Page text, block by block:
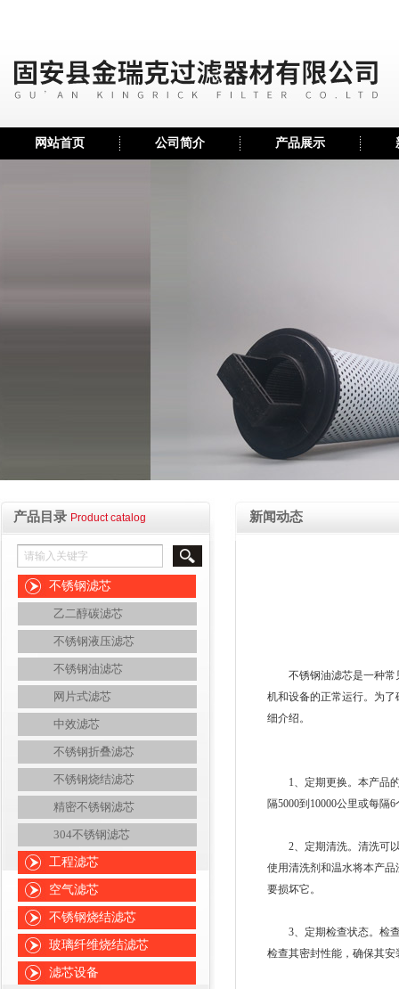
网站首页 公司简介 产品展示
产品目录 Product catalog
不锈钢滤芯
乙二醇碳滤芯
不锈钢液压滤芯
不锈钢油滤芯
网片式滤芯
中效滤芯
不锈钢折叠滤芯
不锈钢烧结滤芯
精密不锈钢滤芯
304不锈钢滤芯
工程滤芯
空气滤芯
不锈钢烧结滤芯
玻璃纤维烧结滤芯
滤芯设备
新闻动态
不锈钢油滤芯是一种常见
机和设备的正常运行。为
细介绍。
1、定期更换。本产品的
隔5000到10000公里或每隔
2、定期清洗。清洗可以
使用清洗剂和温水将本产
要损坏它。
3、定期检查状态。检查
检查其密封性能，确保其